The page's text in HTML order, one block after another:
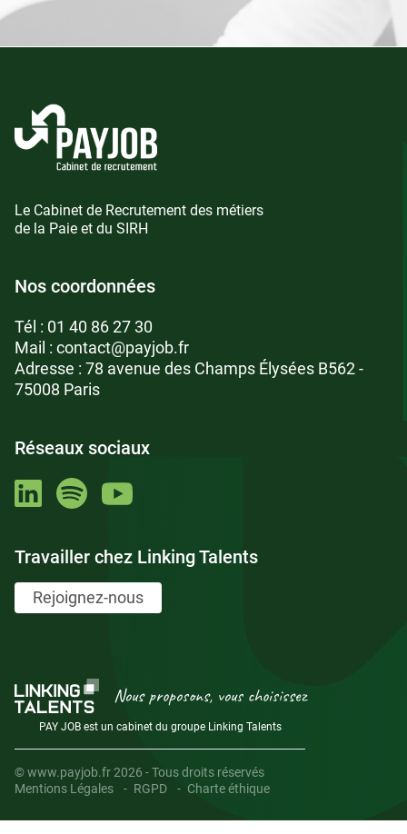
Le Cabinet de Recrutement des métiers
de la Paie et du SIRH
Nos coordonnées
Tél : 01 40 86 27 30
Mail : contact@payjob.fr
Adresse : 78 avenue des Champs Élysées B562 -
75008 Paris
Réseaux sociaux
Travailler chez Linking Talents
Rejoignez-nous
Nous proposons, vous choisissez
PAY JOB est un cabinet du groupe Linking Talents
© www.payjob.fr 2026 - Tous droits réservés
Mentions Légales
RGPD Charte éthique